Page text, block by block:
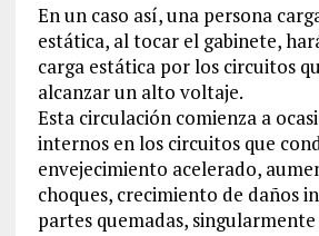
En un caso así, una persona
estática, al tocar el gabinete,
carga estática por los circuitos
alcanzar un alto voltaje.
Esta circulación comienza a
internos en los circuitos que
envejecimiento acelerado,
choques, crecimiento de daños
partes quemadas, singularmente